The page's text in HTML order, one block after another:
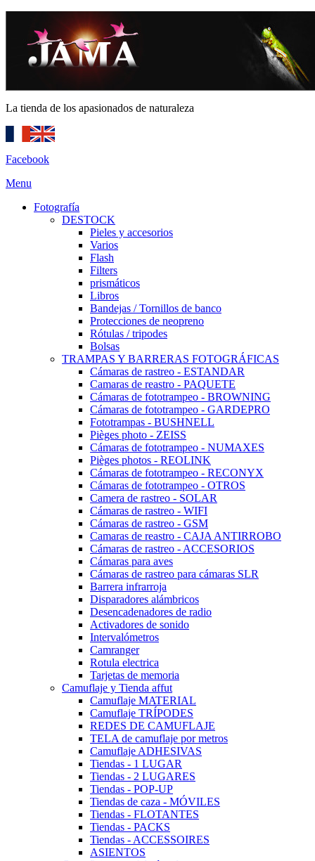
La tienda de los apasionados de naturaleza
Facebook
Menu
Fotografía
DESTOCK
Pieles y accesorios
Varios
Flash
Filters
prismáticos
Libros
Bandejas / Tornillos de banco
Protecciones de neopreno
Rótulas / tripodes
Bolsas
TRAMPAS Y BARRERAS FOTOGRÁFICAS
Cámaras de rastreo - ESTANDAR
Camaras de reastro - PAQUETE
Cámaras de fototrampeo - BROWNING
Cámaras de fototrampeo - GARDEPRO
Fototrampas - BUSHNELL
Pièges photo - ZEISS
Cámaras de fototrampeo - NUMAXES
Pièges photos - REOLINK
Cámaras de fototrampeo - RECONYX
Cámaras de fototrampeo - OTROS
Camera de rastreo - SOLAR
Cámaras de rastreo - WIFI
Cámaras de rastreo - GSM
Camaras de reastro - CAJA ANTIRROBO
Cámaras de rastreo - ACCESORIOS
Cámaras para aves
Cámaras de rastreo para cámaras SLR
Barrera infrarroja
Disparadores alámbricos
Desencadenadores de radio
Activadores de sonido
Intervalómetros
Camranger
Rotula electrica
Tarjetas de memoria
Camuflaje y Tienda affut
Camuflaje MATERIAL
Camuflaje TRÍPODES
REDES DE CAMUFLAJE
TELA de camuflaje por metros
Camuflaje ADHESIVAS
Tiendas - 1 LUGAR
Tiendas - 2 LUGARES
Tiendas - POP-UP
Tiendas de caza - MÓVILES
Tiendas - FLOTANTES
Tiendas - PACKS
Tiendas - ACCESSOIRES
ASIENTOS